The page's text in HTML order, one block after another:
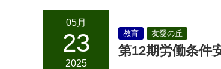
05月
23
2025
教育 友愛の丘
第12期労働条件